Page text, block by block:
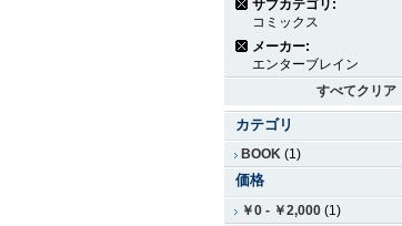
サブカテゴリ:
コミックス
メーカー:
エンターブレイン
すべてクリア
カテゴリ
BOOK (1)
価格
￥0 - ￥2,000 (1)